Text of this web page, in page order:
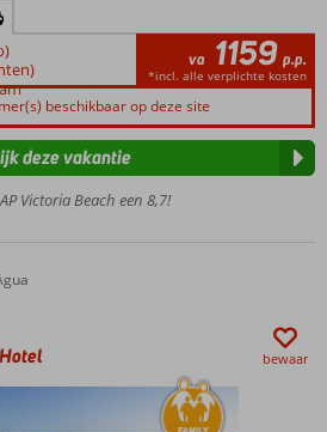
va 1159 p.p.
*incl. alle verplichte kosten
beschikbaar op deze site
Victoria Beach een 8,7!
deze vakantie
Hotel bewaar